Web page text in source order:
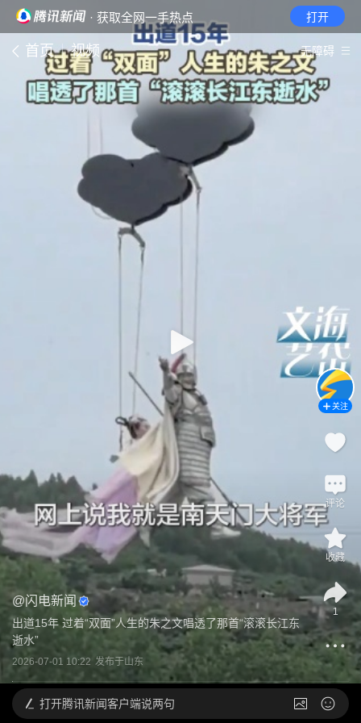
· 获取全网一手热点 打开
首页 视频 无障碍
@闪电新闻
出道15年 过着“双面”人生的朱之文唱透了那首“滚滚长江东
逝水”
2026-07-01 10:22 发布于山东
关注
评论
收藏
1
打开腾讯新闻客户端说两句